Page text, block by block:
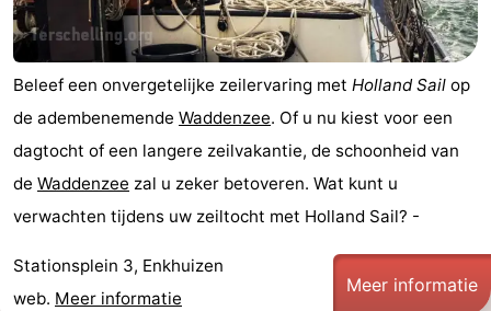
Beleef een onvergetelijke zeilervaring met Holland Sail op
de adembenemende Waddenzee. Of u nu kiest voor een
dagtocht of een langere zeilvakantie, de schoonheid van
de Waddenzee zal u zeker betoveren. Wat kunt u
verwachten tijdens uw zeiltocht met Holland Sail? -
Stationsplein 3, Enkhuizen
web. Meer informatie
Meer informatie